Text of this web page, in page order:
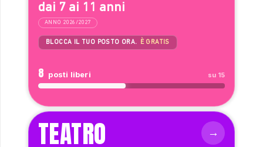
dai 7 ai 11 anni
ANNO 2026/2027
BLOCCA IL TUO POSTO ORA. È GRATIS
8 posti liberi su 15
TEATRO